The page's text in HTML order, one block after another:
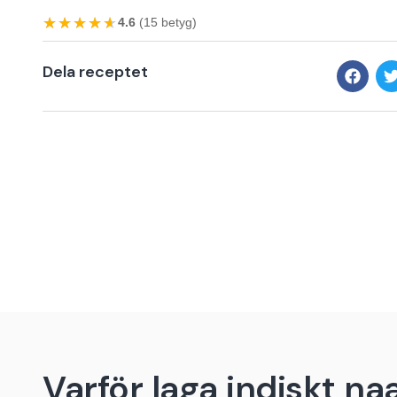
★★★★★
★★★★★4.6 (15 betyg)
Dela receptet